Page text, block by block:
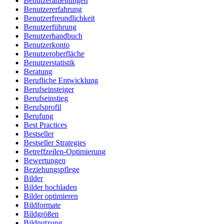
Benutzererfahrung
Benutzerfreundlichkeit
Benutzerführung
Benutzerhandbuch
Benutzerkonto
Benutzeroberfläche
Benutzerstatistik
Beratung
Berufliche Entwicklung
Berufseinsteiger
Berufseinstieg
Berufsprofil
Berufung
Best Practices
Bestseller
Bestseller Strategies
Betreffzeilen-Optimierung
Bewertungen
Beziehungspflege
Bilder
Bilder hochladen
Bilder optimieren
Bildformate
Bildgrößen